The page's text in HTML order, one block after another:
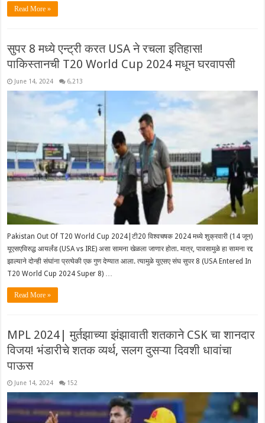
Read More »
सुपर 8 मध्ये एन्ट्री करत USA ने रचला इतिहास!
पाकिस्तानची T20 World Cup 2024 मधून घरवापसी
June 14, 2024 6,213
Pakistan Out Of T20 World Cup 2024|टी20 विश्वचषक 2024 मध्ये शुक्रवारी (14 जून)
यूएसएविरुद्ध आयर्लंड (USA vs IRE) असा सामना खेळला जाणार होता. मात्र, पावसामुळे हा सामना रद्द
झाल्याने दोन्ही संघांना प्रत्येकी एक गुण देण्यात आला. त्यामुळे युएसए संघ सुपर 8 (USA Entered In
T20 World Cup 2024 Super 8) …
Read More »
MPL 2024| मुर्तझाच्या झंझावाती शतकाने CSK चा शानदार
विजय! भंडारीचे शतक व्यर्थ, सलग दुसऱ्या दिवशी धावांचा
पाऊस
June 14, 2024 152